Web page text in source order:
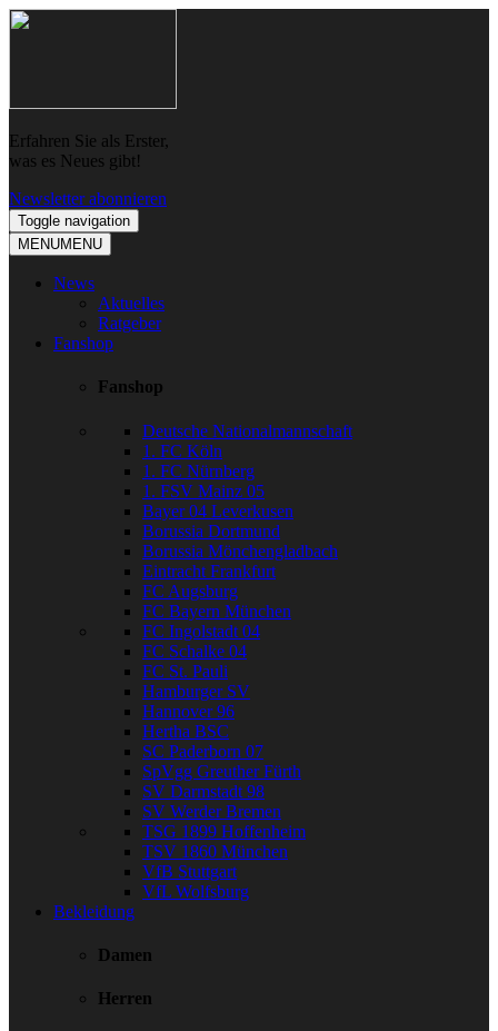
Skip
Skip
Erfahren Sie als Erster,
was es Neues gibt!
Newsletter abonnieren
Toggle navigation
MENUMENU
News
Aktuelles
Ratgeber
Fanshop
Fanshop
Deutsche Nationalmannschaft
1. FC Köln
1. FC Nürnberg
1. FSV Mainz 05
Bayer 04 Leverkusen
Borussia Dortmund
Borussia Mönchengladbach
Eintracht Frankfurt
FC Augsburg
FC Bayern München
FC Ingolstadt 04
FC Schalke 04
FC St. Pauli
Hamburger SV
Hannover 96
Hertha BSC
SC Paderborn 07
SpVgg Greuther Fürth
SV Darmstadt 98
SV Werder Bremen
TSG 1899 Hoffenheim
TSV 1860 München
VfB Stuttgart
VfL Wolfsburg
Bekleidung
Damen
Herren